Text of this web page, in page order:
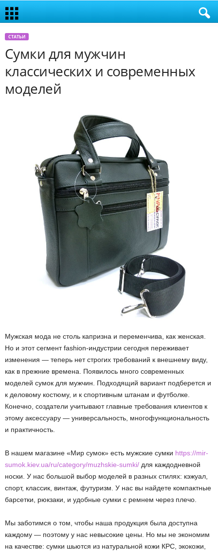
СТАТЬИ
Сумки для мужчин
классических и современных
моделей
Мужская мода не столь капризна и переменчива, как женская.
Но и этот сегмент fashion-индустрии сегодня переживает
изменения — теперь нет строгих требований к внешнему виду,
как в прежние времена. Появилось много современных
моделей сумок для мужчин. Подходящий вариант подберется и
к деловому костюму, и к спортивным штанам и футболке.
Конечно, создатели учитывают главные требования клиентов к
этому аксессуару — универсальность, многофункциональность
и практичность.
В нашем магазине «Мир сумок» есть мужские сумки https://mir-
sumok.kiev.ua/ru/category/muzhskie-sumki/ для каждодневной
носки. У нас большой выбор моделей в разных стилях: кэжуал,
спорт, классик, винтаж, футуризм. У нас вы найдете компактные
барсетки, рюкзаки, и удобные сумки с ремнем через плечо.
Мы заботимся о том, чтобы наша продукция была доступна
каждому — поэтому у нас невысокие цены. Но мы не экономим
на качестве: сумки шьются из натуральной кожи КРС, экокожи,